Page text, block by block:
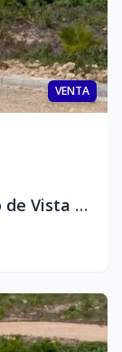
VENTA
Terrenos de oportunidad al lado de Vista Cana